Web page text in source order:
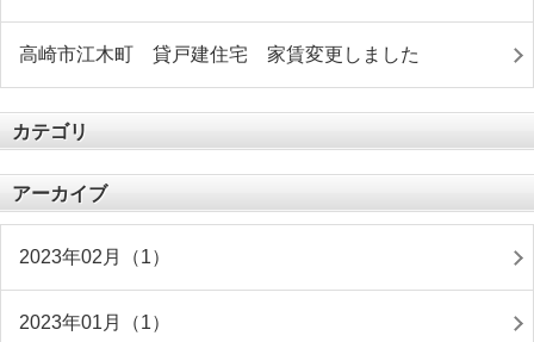
高崎市江木町 貸戸建住宅 家賃変更しました
カテゴリ
アーカイブ
2023年02月（1）
2023年01月（1）